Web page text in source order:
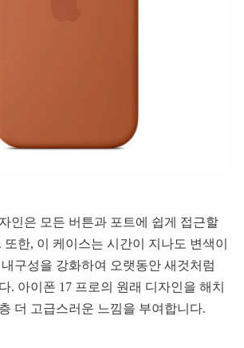
인은 모든 버튼과 포트에 쉽게 접근할
한, 이 케이스는 시간이 지나도 변색이
구성을 강화하여 오랫동안 새것처럼
. 아이폰 17 프로의 원래 디자인을 해치
더 고급스러운 느낌을 부여합니다.